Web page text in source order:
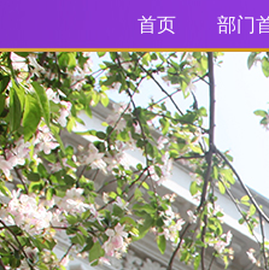
首页 部门